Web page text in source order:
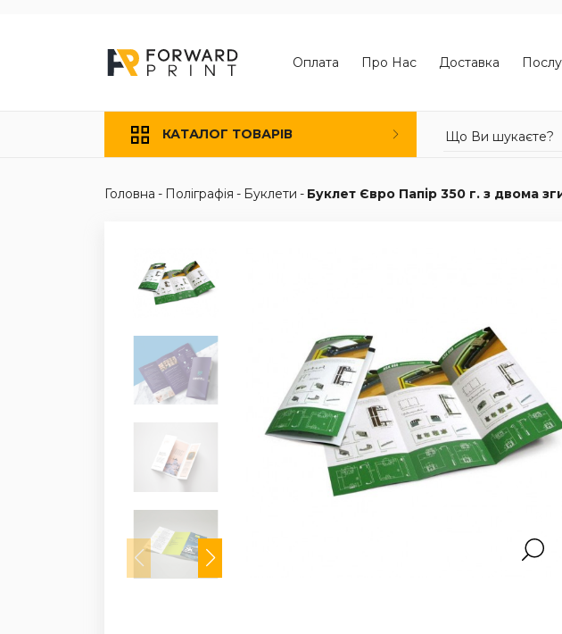
Оплата Про Нас Доставка
КАТАЛОГ ТОВАРІВ
Головна - Поліграфія - Буклети - Буклет Євро Папір 350 г. з двома